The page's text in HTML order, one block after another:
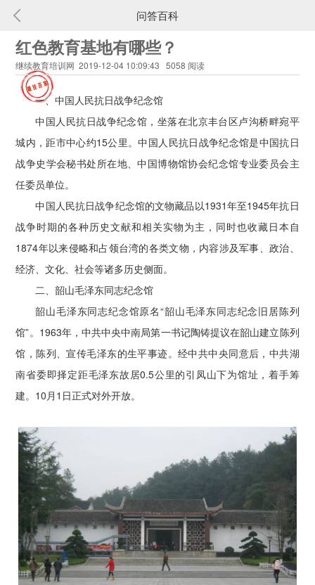
问答百科
红色教育基地有哪些？
继续教育培训网 2019-12-04 10:09:43 5058 阅读
一、中国人民抗日战争纪念馆
中国人民抗日战争纪念馆，坐落在北京丰台区卢沟桥畔宛平
城内，距市中心约15公里。中国人民抗日战争纪念馆是中国抗日
战争史学会秘书处所在地、中国博物馆协会纪念馆专业委员会主
任委员单位。
中国人民抗日战争纪念馆的文物藏品以1931年至1945年抗日
战争时期的各种历史文献和相关实物为主，同时也收藏日本自
1874年以来侵略和占领台湾的各类文物，内容涉及军事、政治、
经济、文化、社会等诸多历史侧面。
二、韶山毛泽东同志纪念馆
韶山毛泽东同志纪念馆原名“韶山毛泽东同志纪念旧居陈列
馆”。1963年，中共中央中南局第一书记陶铸提议在韶山建立陈列
馆，陈列、宣传毛泽东的生平事迹。经中共中央同意后，中共湖
南省委即择定距毛泽东故居0.5公里的引凤山下为馆址，着手筹
建。10月1日正式对外开放。